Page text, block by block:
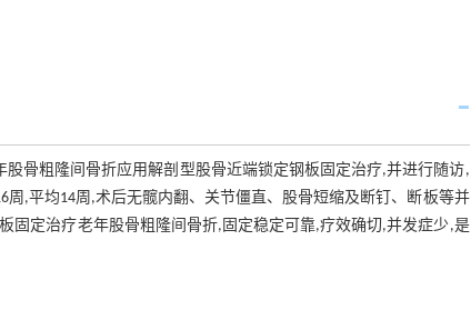
骨粗隆间骨折应用解剖型股骨近端锁定钢板固定治疗,并进行随访,
,平均14周,术后无髋内翻、关节僵直、股骨短缩及断钉、断板等并
固定治疗老年股骨粗隆间骨折,固定稳定可靠,疗效确切,并发症少,是